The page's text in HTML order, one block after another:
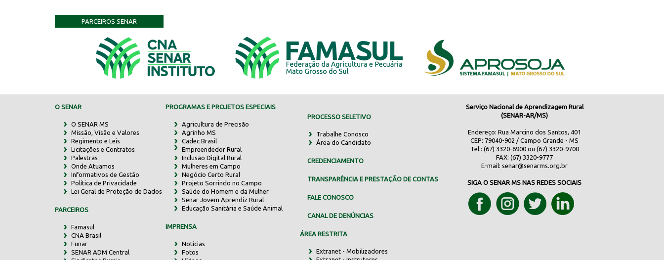
PARCEIROS SENAR
O SENAR
O SENAR MS
Missão, Visão e Valores
Regimento e Leis
Licitações e Contratos
Palestras
Onde Atuamos
Informativos de Gestão
Política de Privacidade
Lei Geral de Proteção de Dados
PARCEIROS
Famasul
CNA Brasil
Funar
SENAR ADM Central
PROGRAMAS E PROJETOS ESPECIAIS
Agricultura de Precisão
Agrinho MS
Cadec Brasil
Empreendedor Rural
Inclusão Digital Rural
Mulheres em Campo
Negócio Certo Rural
Projeto Sorrindo no Campo
Saúde do Homem e da Mulher
Senar Jovem Aprendiz Rural
Educação Sanitária e Saúde Animal
IMPRENSA
Notícias
Fotos
PROCESSO SELETIVO
Trabalhe Conosco
Área do Candidato
CREDENCIAMENTO
TRANSPARÊNCIA E PRESTAÇÃO DE CONTAS
FALE CONOSCO
CANAL DE DENÚNCIAS
ÁREA RESTRITA
Extranet - Mobilizadores
Serviço Nacional de Aprendizagem Rural
(SENAR-AR/MS)
Endereço: Rua Marcino dos Santos, 401
CEP: 79040-902 / Campo Grande - MS
Tel.: (67) 3320-6900 ou (67) 3320-9700
FAX: (67) 3320-9777
E-mail:senar@senarms.org.br
SIGA O SENAR MS NAS REDES SOCIAIS